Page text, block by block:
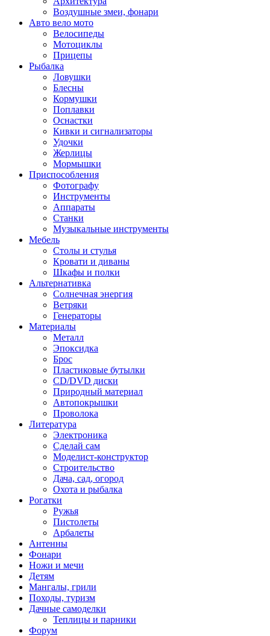
Воздушные змеи, фонари
Авто вело мото
Велосипеды
Мотоциклы
Прицепы
Рыбалка
Ловушки
Блесны
Кормушки
Поплавки
Оснастки
Кивки и сигнализаторы
Удочки
Жерлицы
Мормышки
Приспособления
Фотографу
Инструменты
Аппараты
Станки
Музыкальные инструменты
Мебель
Столы и стулья
Кровати и диваны
Шкафы и полки
Альтернативка
Солнечная энергия
Ветряки
Генераторы
Материалы
Металл
Эпоксидка
Брос
Пластиковые бутылки
CD/DVD диски
Природный материал
Автопокрышки
Проволока
Литература
Электроника
Сделай сам
Моделист-конструктор
Строительство
Дача, сад, огород
Охота и рыбалка
Рогатки
Ружья
Пистолеты
Арбалеты
Антенны
Фонари
Ножи и мечи
Детям
Мангалы, грили
Походы, туризм
Дачные самоделки
Теплицы и парники
Форум